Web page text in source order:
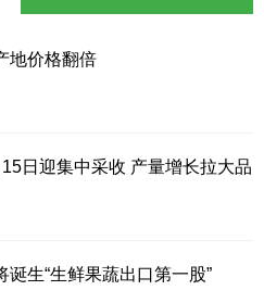
地价格翻倍
日迎集中采收 产量增长拉大品
诞生“生鲜果蔬出口第一股”